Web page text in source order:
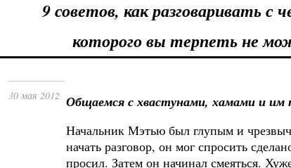
9 советов, как разговаривать с
которого вы терпеть не
30 мая 2012 Общаемся с хвастунами, хамами и им
Начальник Мэтью был глупым и
начать разговор, он мог спросить
просил. Затем он начинал смеяться.